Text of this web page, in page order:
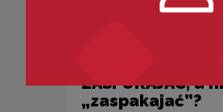
ZASPOKAJAĆ, a
„zaspakajać”?